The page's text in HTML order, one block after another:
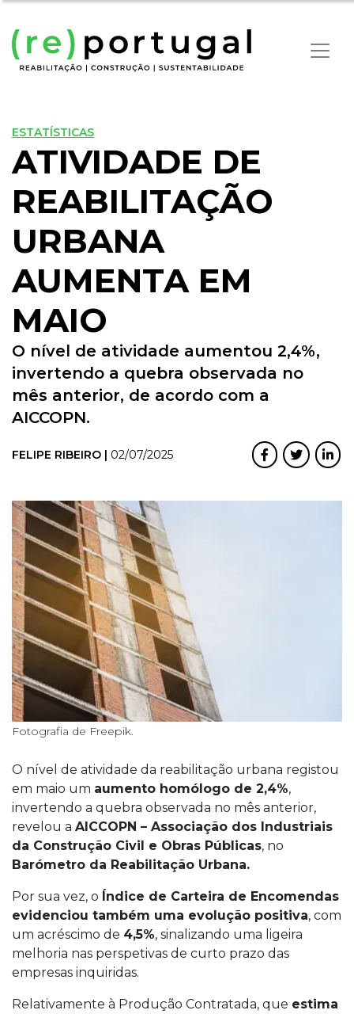
ESTATÍSTICAS
ATIVIDADE DE
REABILITAÇÃO
URBANA
AUMENTA EM
MAIO
O nível de atividade aumentou 2,4%,
invertendo a quebra observada no
mês anterior, de acordo com a
AICCOPN.
FELIPE RIBEIRO | 02/07/2025
Fotografia de Freepik.
O nível de atividade da reabilitação urbana registou
em maio um aumento homólogo de 2,4%,
invertendo a quebra observada no mês anterior,
revelou a AICCOPN – Associação dos Industriais
da Construção Civil e Obras Públicas, no
Barómetro da Reabilitação Urbana.
Por sua vez, o Índice de Carteira de Encomendas
evidenciou também uma evolução positiva, com
um acréscimo de 4,5%, sinalizando uma ligeira
melhoria nas perspetivas de curto prazo das
empresas inquiridas.
Relativamente à Produção Contratada, que estima